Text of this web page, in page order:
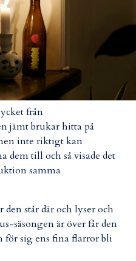
från
jämt brukar hitta på
inte riktigt kan
dem till och så visade det
samma
står där och lyser och
säsongen är över får den
för sig ens fina flarror bli